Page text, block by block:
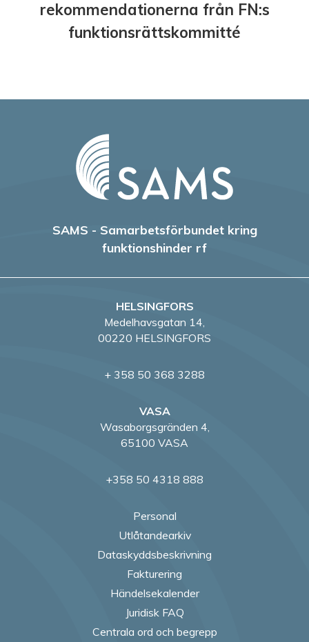
rekommendationerna från FN:s
funktionsrättskommitté
SAMS - Samarbetsförbundet kring
funktionshinder rf
HELSINGFORS
Medelhavsgatan 14,
00220 HELSINGFORS
+ 358 50 368 3288
VASA
Wasaborgsgränden 4,
65100 VASA
+358 50 4318 888
Personal
Utlåtandearkiv
Dataskyddsbeskrivning
Fakturering
Händelsekalender
Juridisk FAQ
Centrala ord och begrepp